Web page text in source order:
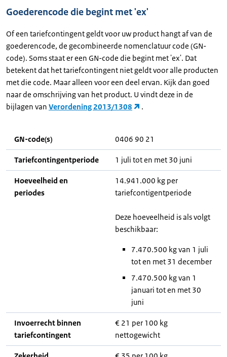
Goederencode die begint met 'ex'
Of een tariefcontingent geldt voor uw product hangt af van de
goederencode, de gecombineerde nomenclatuur code (GN-
code). Soms staat er een GN-code die begint met 'ex'. Dat
betekent dat het tariefcontingent niet geldt voor alle producten
met die code. Maar alleen voor een deel ervan. Kijk dan goed
naar de omschrijving van het product. U vindt deze in de
bijlagen van Verordening 2013/1308 .
GN-code(s) 0406 90 21
Tariefcontingentperiode 1 juli tot en met 30 juni
Hoeveelheid en
periodes
14.941.000 kg per
tariefcontigentperiode
Deze hoeveelheid is als volgt
beschikbaar:
7.470.500 kg van 1 juli
tot en met 31 december
7.470.500 kg van 1
januari tot en met 30
juni
Invoerrecht binnen
tariefcontingent
€ 21 per 100 kg
nettogewicht